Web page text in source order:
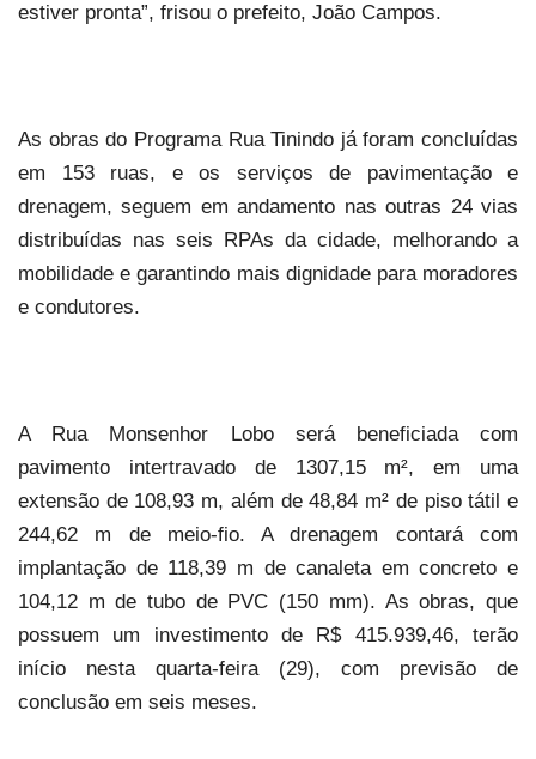
estiver pronta”, frisou o prefeito, João Campos.
As obras do Programa Rua Tinindo já foram concluídas
em 153 ruas, e os serviços de pavimentação e
drenagem, seguem em andamento nas outras 24 vias
distribuídas nas seis RPAs da cidade, melhorando a
mobilidade e garantindo mais dignidade para moradores
e condutores.
A Rua Monsenhor Lobo será beneficiada com
pavimento intertravado de 1307,15 m², em uma
extensão de 108,93 m, além de 48,84 m² de piso tátil e
244,62 m de meio-fio. A drenagem contará com
implantação de 118,39 m de canaleta em concreto e
104,12 m de tubo de PVC (150 mm). As obras, que
possuem um investimento de R$ 415.939,46, terão
início nesta quarta-feira (29), com previsão de
conclusão em seis meses.